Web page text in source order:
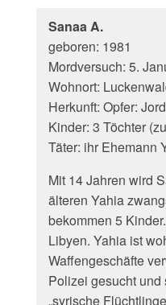
Sanaa A.
geboren: 1981
Mordversuch: 5.
Wohnort:
Herkunft: Opfer:
Kinder: 3 Töchter
Täter: ihr Ehemann
Mit 14 Jahren wird
älteren Yahia
bekommen 5
Libyen. Yahia ist
Waffengeschäfte
Polizei gesucht
„syrische